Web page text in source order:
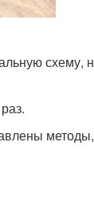
схему,